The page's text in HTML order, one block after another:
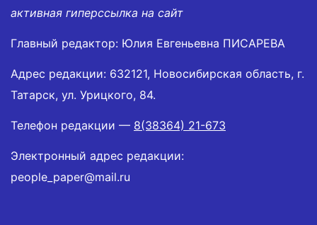
активная гиперссылка на сайт
Главный редактор: Юлия Евгеньевна ПИСАРЕВА
Адрес редакции: 632121, Новосибирская область, г.
Татарск, ул. Урицкого, 84.
Телефон редакции — 8(38364) 21-673
Электронный адрес редакции:
people_paper@mail.ru